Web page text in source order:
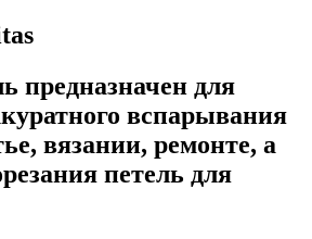
предназначен для
вспарывания
вязании, ремонте, а
петель для